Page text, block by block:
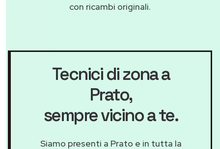
con ricambi originali.
Tecnici di zona a
Prato,
sempre vicino a te.
Siamo presenti a Prato e in tutta la